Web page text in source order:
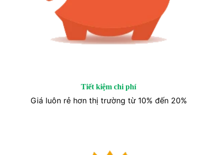
Tiết kiệm chi phí
Giá luôn rẻ hơn thị trường từ 10% đến 20%